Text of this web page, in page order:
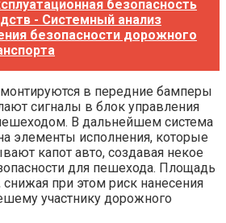
безопасность
- Системный анализ
безопасности дорожного
в передние бамперы
сигналы в блок управления
В дальнейшем система
элементы исполнения, которые
капот авто, создавая некое
для пешехода. Площадь
снижая при этом риск нанесения
участнику дорожного